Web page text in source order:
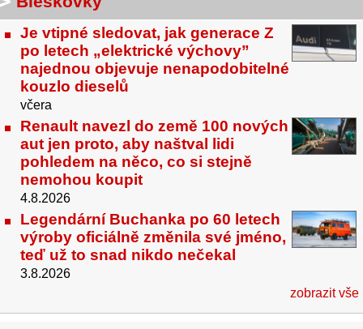
Je vtipné sledovat, jak generace Z
po letech „elektrické výchovy”
najednou objevuje nenapodobitelné
kouzlo dieselů
včera
Renault navezl do země 100 nových
aut jen proto, aby naštval lidi
pohledem na něco, co si stejně
nemohou koupit
4.8.2026
Legendární Buchanka po 60 letech
výroby oficiálně změnila své jméno,
teď už to snad nikdo nečekal
3.8.2026
zobrazit vše